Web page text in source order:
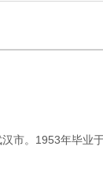
市。1953年毕业